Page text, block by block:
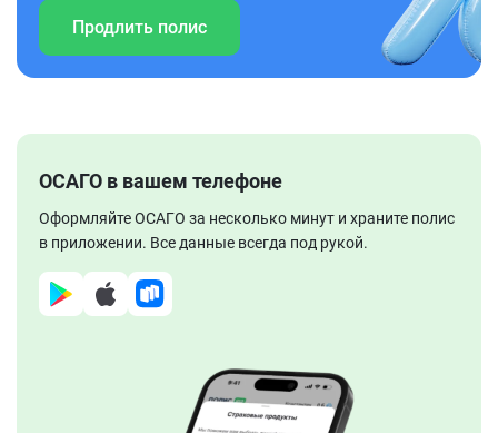
Продлить полис
ОСАГО в вашем телефоне
Оформляйте ОСАГО за несколько минут и храните полис
в приложении. Все данные всегда под рукой.